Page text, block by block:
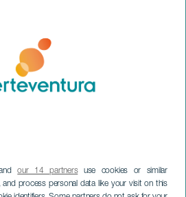
andour 14 partnersuse cookies or similar
process personal data like your visit on this